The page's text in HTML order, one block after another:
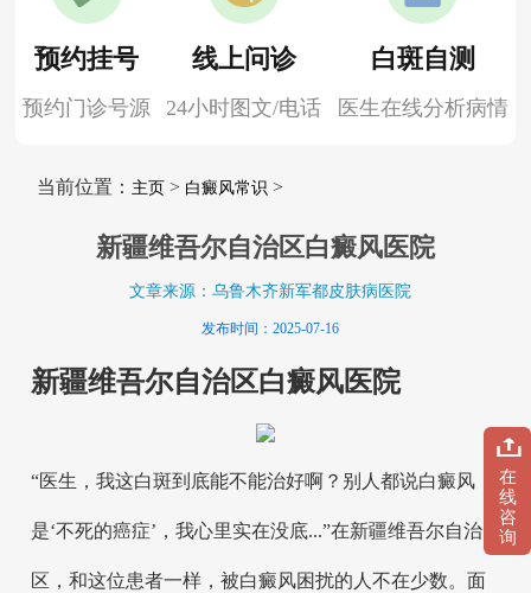
预约挂号
预约门诊号源
线上问诊
24小时图文/电话
白斑自测
医生在线分析病情
当前位置： 主页> 白癜风常识 >
新疆维吾尔自治区白癜风医院
文章来源：乌鲁木齐新军都皮肤病医院
发布时间：2025-07-16
新疆维吾尔自治区白癜风医院
“医生，我这白斑到底能不能治好啊？别人都说白癜风
是‘不死的癌症’，我心里实在没底...”在新疆维吾尔自治
区，和这位患者一样，被白癜风困扰的人不在少数。面
在
线
咨
询